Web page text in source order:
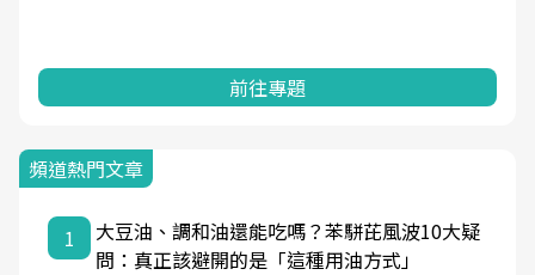
前往專題
頻道熱門文章
1
大豆油、調和油還能吃嗎？苯駢芘風波10大疑
問：真正該避開的是「這種用油方式」